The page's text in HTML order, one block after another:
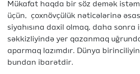
Mükafat haqda bir söz demək
üçün, çoxnövçülük nəticələrinə
siyahısına daxil olmaq, daha sonra
səkkizliyində yer qazanmaq
aparmaq lazımdır. Dünya
bundan ibarətdir.